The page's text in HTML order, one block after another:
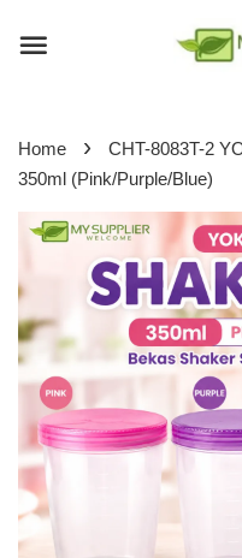
Home ›
CHT-8083T-2
350ml (Pink/Purple/Blue)